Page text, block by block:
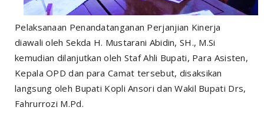
Pelaksanaan Penandatanganan Perjanjian Kinerja
diawali oleh Sekda H. Mustarani Abidin, SH., M.Si
kemudian dilanjutkan oleh Staf Ahli Bupati, Para Asisten,
Kepala OPD dan para Camat tersebut, disaksikan
langsung oleh Bupati Kopli Ansori dan Wakil Bupati Drs,
Fahrurrozi M.Pd.